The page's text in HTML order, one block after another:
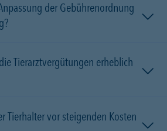
der Gebührenordnung
Tierarztvergütungen erheblich
Tierhalter vor steigenden Kosten